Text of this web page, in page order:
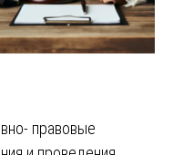
правовые